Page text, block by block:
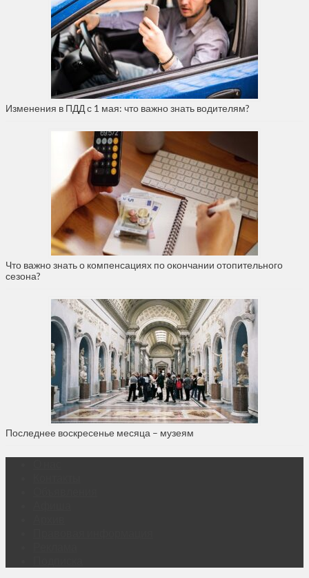
Изменения в ПДД с 1 мая: что важно знать водителям?
Что важно знать о компенсациях по окончании отопительного
сезона?
Последнее воскресенье месяца – музеям